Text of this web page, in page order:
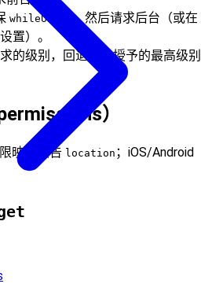
whileUsing
，然后请求后台（或在
置）。
的级别，回退到已授予的最高级别
）
映射报告 location ；iOS/Android